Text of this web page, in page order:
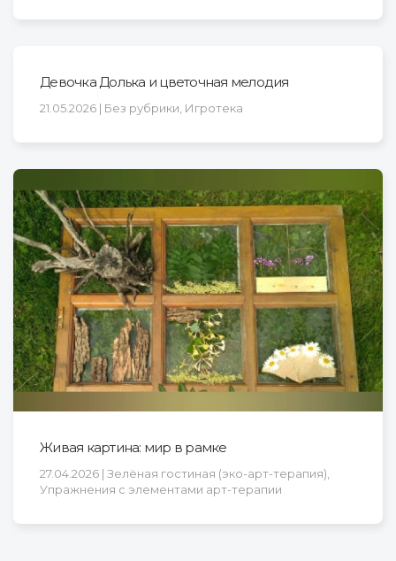
Девочка Долька и цветочная мелодия
21.05.2026 | Без рубрики, Игротека
Живая картина: мир в рамке
27.04.2026 | Зелёная гостиная (эко-арт-терапия),
Упражнения с элементами арт-терапии